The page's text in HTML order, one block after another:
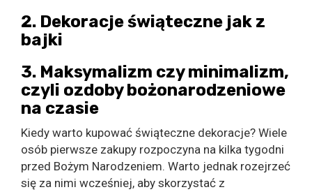
2. Dekoracje świąteczne jak z
bajki
3. Maksymalizm czy minimalizm,
czyli ozdoby bożonarodzeniowe
na czasie
Kiedy warto kupować świąteczne dekoracje? Wiele
osób pierwsze zakupy rozpoczyna na kilka tygodni
przed Bożym Narodzeniem. Warto jednak rozejrzeć
się za nimi wcześniej, aby skorzystać z